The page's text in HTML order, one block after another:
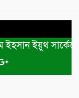
ইয়ুথ সার্কেলের